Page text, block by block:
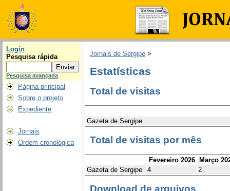
Login
Pesquisa rápida
Pesquisa avançada
Página principal
Sobre o projeto
Expediente
Jornais
Ordem cronológica
Jornais de Sergipe >
Estatísticas
Total de visitas
Gazeta de Sergipe
Total de visitas por mês
Fevereiro 2026 Março
Gazeta de Sergipe
4 2
Download de arquivos